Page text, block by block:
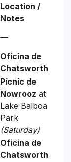
Location /
Notes
—
Oficina de
Chatsworth
Pícnic de
Nowrooz at
Lake Balboa
Park
(Saturday)
Oficina de
Chatsworth